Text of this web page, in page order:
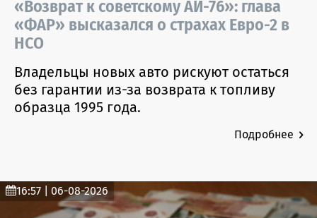
«Возврат к советскому АИ-76»: глава
«ФАР» высказался о страхах Евро-2 в
НСО
Владельцы новых авто рискуют остаться
без гарантии из-за возврата к топливу
образца 1995 года.
Подробнее
16:57 | 06-08-2026